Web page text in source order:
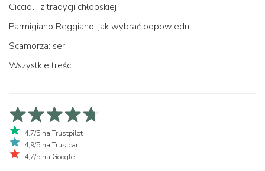
Ciccioli, z tradycji chłopskiej
Parmigiano Reggiano: jak wybrać odpowiedni
Scamorza: ser
Wszystkie treści
4,7/5 na Trustpilot
4,9/5 na Trustcart
4,7/5 na Google